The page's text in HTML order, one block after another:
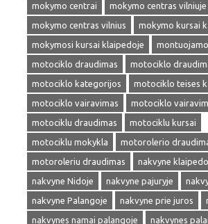
mokymo centrai
mokymo centras vilniuje
mokymo centras vilnius
mokymo kursai
mokymosi kursai klaipedoje
motociklo draudimas
motociklo
motociklo kategorijos
motociklo teises
motociklo vairavimas
motociklo
motociklu draudimas
motociklu kursai
motociklu mokykla
motorolerio
motoroleriu draudimas
nakvyne
nakvyne Nidoje
nakvyne pajuryje
nakvyne Palangoje
nakvyne prie juros
nakvynes namai palangoje
nakvynes